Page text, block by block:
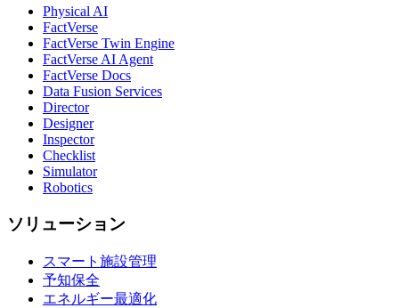
Physical AI
FactVerse
FactVerse Twin Engine
FactVerse AI Agent
FactVerse Docs
Data Fusion Services
Director
Designer
Inspector
Checklist
Simulator
Robotics
ソリューション
スマート施設管理
予知保全
エネルギー最適化